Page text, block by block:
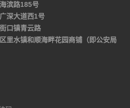
滨路185号
深大道西1号
口镇青云路
里水镇和顺海畔花园商铺（即公安局